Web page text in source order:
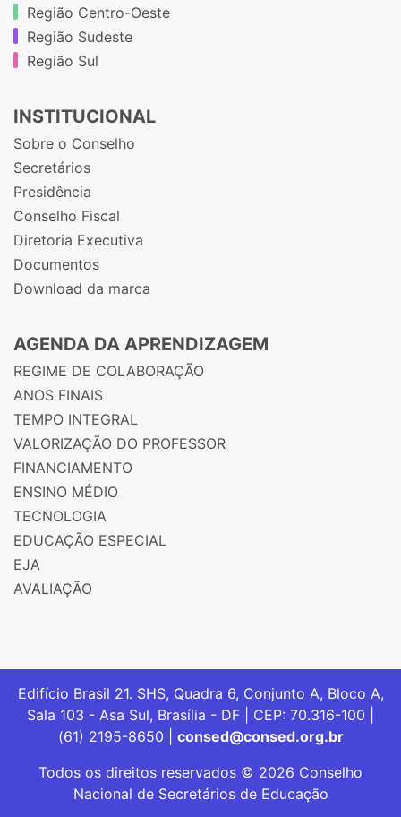
Região Centro-Oeste
Região Sudeste
Região Sul
INSTITUCIONAL
Sobre o Conselho
Secretários
Presidência
Conselho Fiscal
Diretoria Executiva
Documentos
Download da marca
AGENDA DA APRENDIZAGEM
REGIME DE COLABORAÇÃO
ANOS FINAIS
TEMPO INTEGRAL
VALORIZAÇÃO DO PROFESSOR
FINANCIAMENTO
ENSINO MÉDIO
TECNOLOGIA
EDUCAÇÃO ESPECIAL
EJA
AVALIAÇÃO
Edifício Brasil 21. SHS, Quadra 6, Conjunto A, Bloco A,
Sala 103 - Asa Sul, Brasília - DF | CEP: 70.316-100 |
(61) 2195-8650 | consed@consed.org.br
Todos os direitos reservados © 2026 Conselho
Nacional de Secretários de Educação